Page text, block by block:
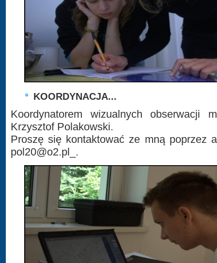
KOORDYNACJA...
Koordynatorem wizualnych obserwacji
Krzysztof Polakowski.
Proszę się kontaktować ze mną poprzez
pol20@o2.pl_.